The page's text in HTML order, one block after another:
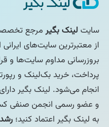
سایتلینک بگیرمرجع
بروزرسانی مداوم سایت‌ها و
پرداخت، خرید بک‌لینک و
انجام می‌شود. لینک بگیر
و عضو رسمی انجمن صنفی
به لینک بگیر اعتماد کنید؛